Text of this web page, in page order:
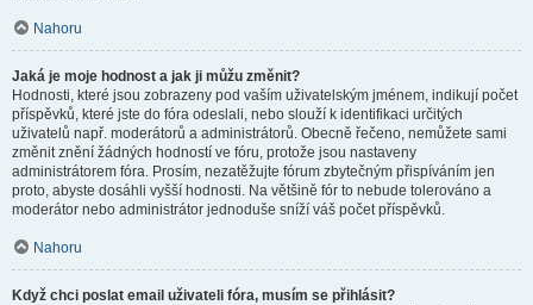
Nahoru
Jaká je moje hodnost a jak ji můžu změnit?
Hodnosti, které jsou zobrazeny pod vaším uživatelským jménem, indikují počet
příspěvků, které jste do fóra odeslali, nebo slouží k identifikaci určitých
uživatelů např. moderátorů a administrátorů. Obecně řečeno, nemůžete sami
změnit znění žádných hodností ve fóru, protože jsou nastaveny
administrátorem fóra. Prosím, nezatěžujte fórum zbytečným přispíváním jen
proto, abyste dosáhli vyšší hodnosti. Na většině fór to nebude tolerováno a
moderátor nebo administrátor jednoduše sníží váš počet příspěvků.
Nahoru
Když chci poslat email uživateli fóra, musím se přihlásit?